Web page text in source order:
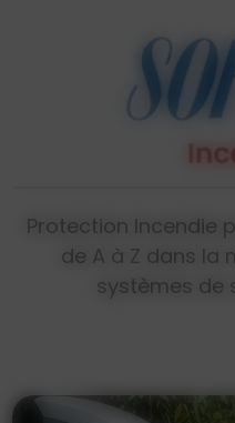
Protection Incendie
de A à Z dans la
systèmes de